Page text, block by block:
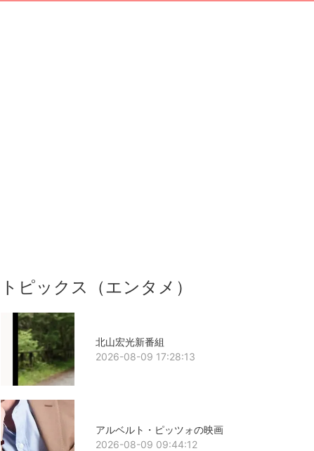
トピックス（エンタメ）
北山宏光新番組
2026-08-09 17:28:13
アルベルト・ピッツォの映画
2026-08-09 09:44:12